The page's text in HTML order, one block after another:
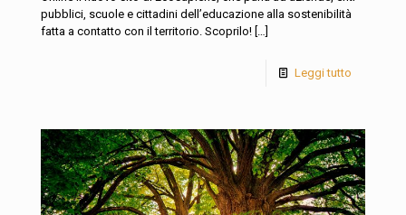
pubblici, scuole e cittadini dell’educazione alla sostenibilità
fatta a contatto con il territorio. Scoprilo!
Leggi tutto